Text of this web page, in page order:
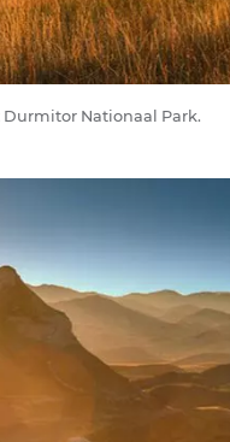
Nationaal Park.